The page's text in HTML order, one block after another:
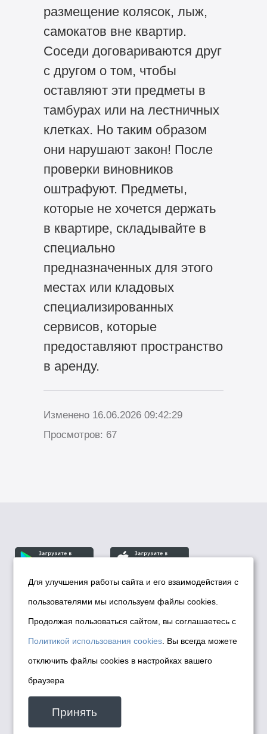
размещение колясок, лыж,
самокатов вне квартир.
Соседи договариваются друг
с другом о том, чтобы
оставляют эти предметы в
тамбурах или на лестничных
клетках. Но таким образом
они нарушают закон! После
проверки виновников
оштрафуют. Предметы,
которые не хочется держать
в квартире, складывайте в
специально
предназначенных для этого
местах или кладовых
специализированных
сервисов, которые
предоставляют пространство
в аренду.
Изменено 16.06.2026 09:42:29
Просмотров: 67
© Департамент информационной политики мэрии
города Новосибирска, 2026
Политика использования Cookies
Политика по обработке персональных
данных в информационных системах
мэрии города Новосибирска
malinchukvl@mail.ru
Для улучшения работы сайта и его взаимодействия с
пользователями мы используем файлы cookies.
Продолжая пользоваться сайтом, вы соглашаетесь с
Политикой использования cookies . Вы всегда можете
отключить файлы cookies в настройках вашего
браузера
Принять